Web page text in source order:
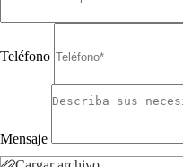
Teléfono
Mensaje